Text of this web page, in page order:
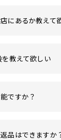
にあるか教えて
教えて欲しい
ですか？
品はできますか